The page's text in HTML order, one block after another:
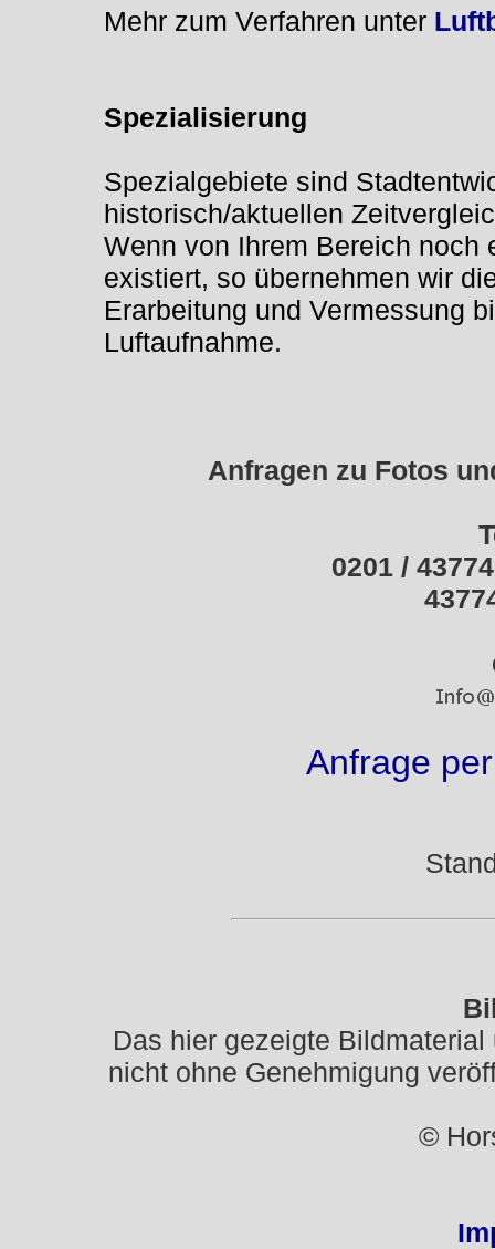
Mehr zum Verfahren unter
Spezialisierung
Spezialgebiete sind
historisch/aktuellen
Wenn von Ihrem Bereich noch
existiert, so übernehmen wir
Erarbeitung und Vermessung
Luftaufnahme.
Anfragen zu Fotos
0201 /
Anfrage
Das hier gezeigte
nicht ohne Genehmigung
©